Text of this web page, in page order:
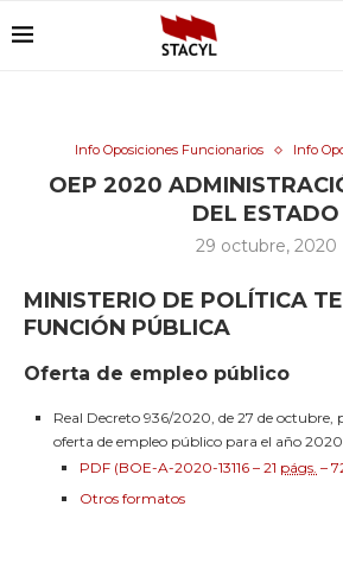
Info Oposiciones Funcionarios Info
OEP 2020
DEL ESTADO
29 octubre, 2020
MINISTERIO DE POLÍTICA
FUNCIÓN PÚBLICA
Oferta de empleo público
Real Decreto 936/2020, de 27 de octubre,
oferta de empleo público para el año
PDF (BOE-A-2020-13116 – 21 págs. –
Otros formatos